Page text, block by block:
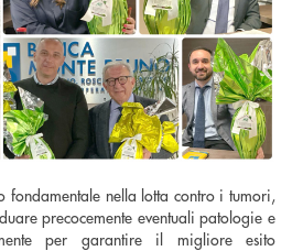
fondamentale nella lotta contro i tumori,
precocemente eventuali patologie e
per garantire il migliore esito